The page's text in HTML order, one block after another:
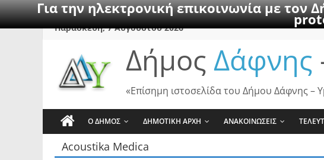
Για την ηλεκτρονική επικοινωνία με
SkipΠαρασκευή, 7 Αυγούστου 2026
Δήμος Δάφνης
«Επίσημη ιστοσελίδα του Δήμου Δάφνης –
Ο ΔΗΜΟΣ ΔΗΜΟΤΙΚΗ ΑΡΧΗ ΑΝΑΚΟΙΝΩΣΕΙΣ
Acoustika Medica